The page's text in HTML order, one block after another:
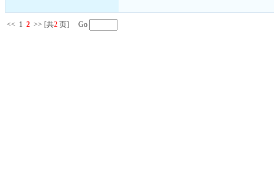
<< 1 2 >> [共2 页] Go